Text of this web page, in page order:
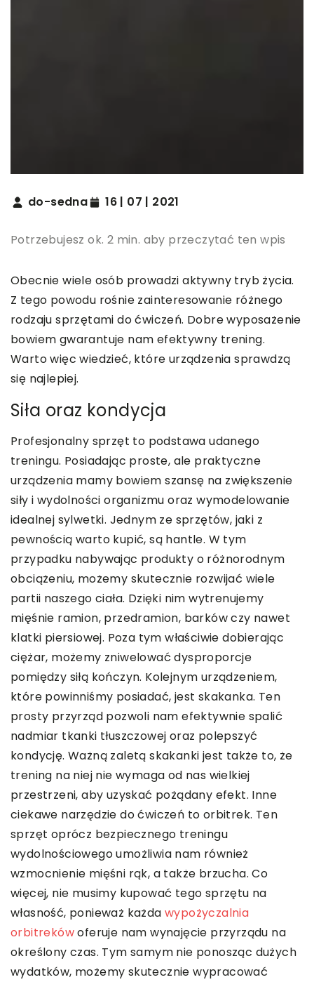
do-sedna 16 | 07 | 2021
Potrzebujesz ok. 2 min. aby przeczytać ten wpis
Obecnie wiele osób prowadzi aktywny tryb życia.
Z tego powodu rośnie zainteresowanie różnego
rodzaju sprzętami do ćwiczeń. Dobre wyposażenie
bowiem gwarantuje nam efektywny trening.
Warto więc wiedzieć, które urządzenia sprawdzą
się najlepiej.
Siła oraz kondycja
Profesjonalny sprzęt to podstawa udanego
treningu. Posiadając proste, ale praktyczne
urządzenia mamy bowiem szansę na zwiększenie
siły i wydolności organizmu oraz wymodelowanie
idealnej sylwetki. Jednym ze sprzętów, jaki z
pewnością warto kupić, są hantle. W tym
przypadku nabywając produkty o różnorodnym
obciążeniu, możemy skutecznie rozwijać wiele
partii naszego ciała. Dzięki nim wytrenujemy
mięśnie ramion, przedramion, barków czy nawet
klatki piersiowej. Poza tym właściwie dobierając
ciężar, możemy zniwelować dysproporcje
pomiędzy siłą kończyn. Kolejnym urządzeniem,
które powinniśmy posiadać, jest skakanka. Ten
prosty przyrząd pozwoli nam efektywnie spalić
nadmiar tkanki tłuszczowej oraz polepszyć
kondycję. Ważną zaletą skakanki jest także to, że
trening na niej nie wymaga od nas wielkiej
przestrzeni, aby uzyskać pożądany efekt. Inne
ciekawe narzędzie do ćwiczeń to orbitrek. Ten
sprzęt oprócz bezpiecznego treningu
wydolnościowego umożliwia nam również
wzmocnienie mięśni rąk, a także brzucha. Co
więcej, nie musimy kupować tego sprzętu na
własność, ponieważ każda wypożyczalnia
orbitrekówoferuje nam wynajęcie przyrządu na
określony czas. Tym samym nie ponosząc dużych
wydatków, możemy skutecznie wypracować